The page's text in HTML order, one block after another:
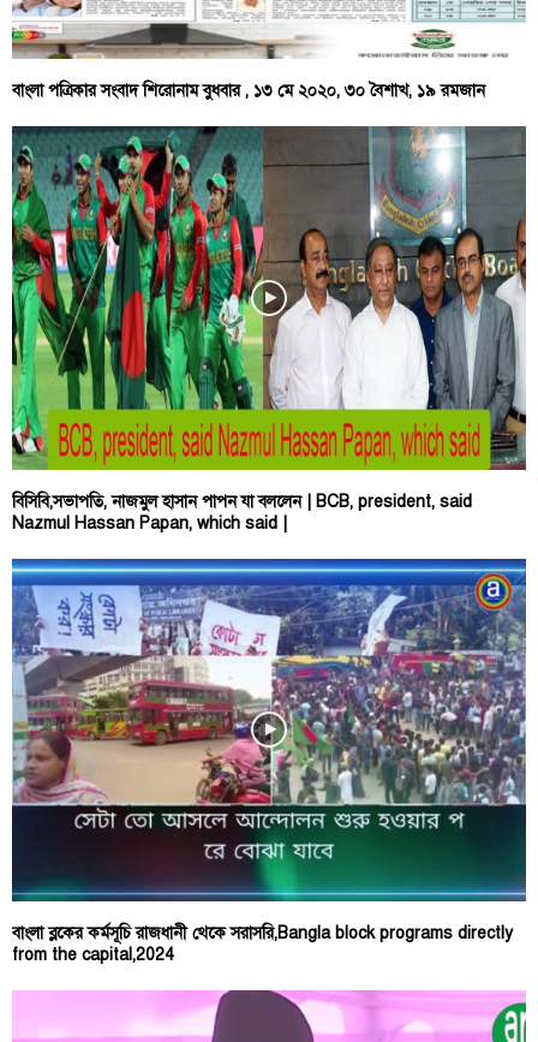
বাংলা পত্রিকার সংবাদ শিরোনাম বুধবার , ১৩ মে ২০২০, ৩০ বৈশাখ, ১৯ রমজান
বিসিবি,সভাপতি, নাজমুল হাসান পাপন যা বললেন | BCB, president, said
Nazmul Hassan Papan, which said |
বাংলা ব্লকের কর্মসূচি রাজধানী থেকে সরাসরি,Bangla block programs directly
from the capital,2024